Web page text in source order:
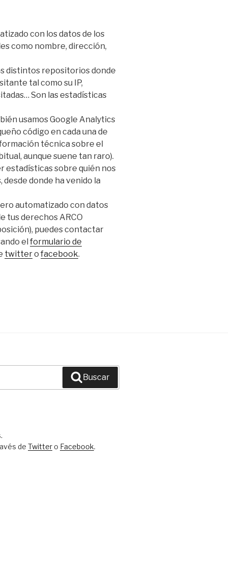
con los datos de los
como nombre, dirección,
distintos repositorios donde
tal como su IP,
Son las estadísticas
usamos Google Analytics
código en cada una de
técnica sobre el
aunque suene tan raro).
estadísticas sobre quién nos
desde donde ha venido la
automatizado con datos
tus derechos ARCO
puedes contactar
el formulario de
twittero facebook.
Buscar
de Twittero Facebook.